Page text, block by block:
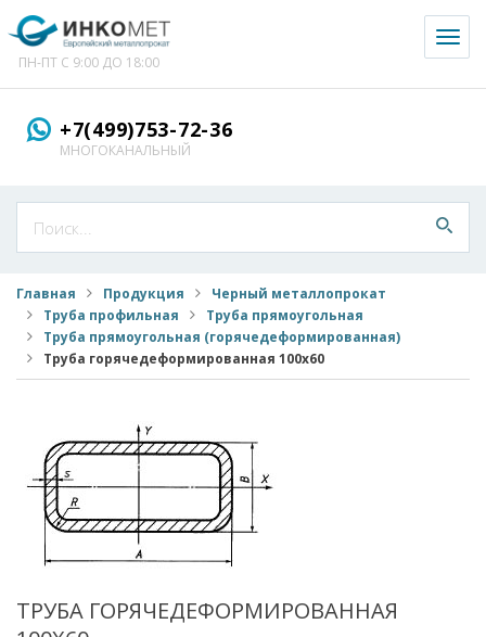
ПН-ПТ С 9:00 ДО 18:00
+7(499)753-72-36
МНОГОКАНАЛЬНЫЙ
Главная Продукция
Черный металлопрокат
Труба профильная
Труба прямоугольная
Труба прямоугольная (горячедеформированная)
Труба горячедеформированная 100x60
ТРУБА ГОРЯЧЕДЕФОРМИРОВАННАЯ